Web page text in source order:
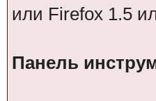
или Firefox 1.5
Панель